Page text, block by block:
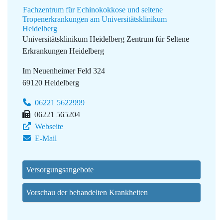
Fachzentrum für Echinokokkose und seltene
Tropenerkrankungen am Universitätsklinikum
Heidelberg
Universitätsklinikum Heidelberg Zentrum für Seltene
Erkrankungen Heidelberg
Im Neuenheimer Feld 324
69120 Heidelberg
06221 5622999
06221 565204
Webseite
E-Mail
Versorgungsangebote
Vorschau der behandelten Krankheiten